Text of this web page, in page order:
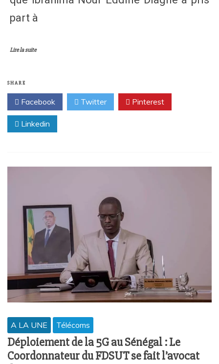
part à
Lire la suite
SHARE
Facebook Twitter Pinterest
Linkedin
A LA UNE Télécoms
Déploiement de la 5G au Sénégal : Le
Coordonnateur du FDSUT se fait l’avocat